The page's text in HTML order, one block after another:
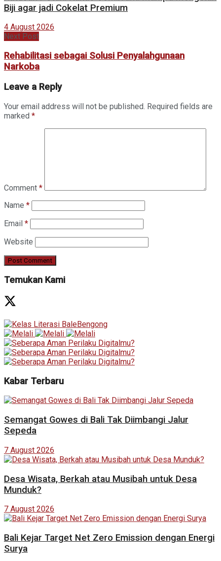
Biji agar jadi Cokelat Premium
4 August 2026
Next Post
Rehabilitasi sebagai Solusi Penyalahgunaan
Narkoba
Leave a Reply
Your email address will not be published. Required fields are
marked *
Comment *
Name *
Email *
Website
Temukan Kami
Kabar Terbaru
Semangat Gowes di Bali Tak Diimbangi Jalur
Sepeda
7 August 2026
Desa Wisata, Berkah atau Musibah untuk Desa
Munduk?
7 August 2026
Bali Kejar Target Net Zero Emission dengan Energi
Surya